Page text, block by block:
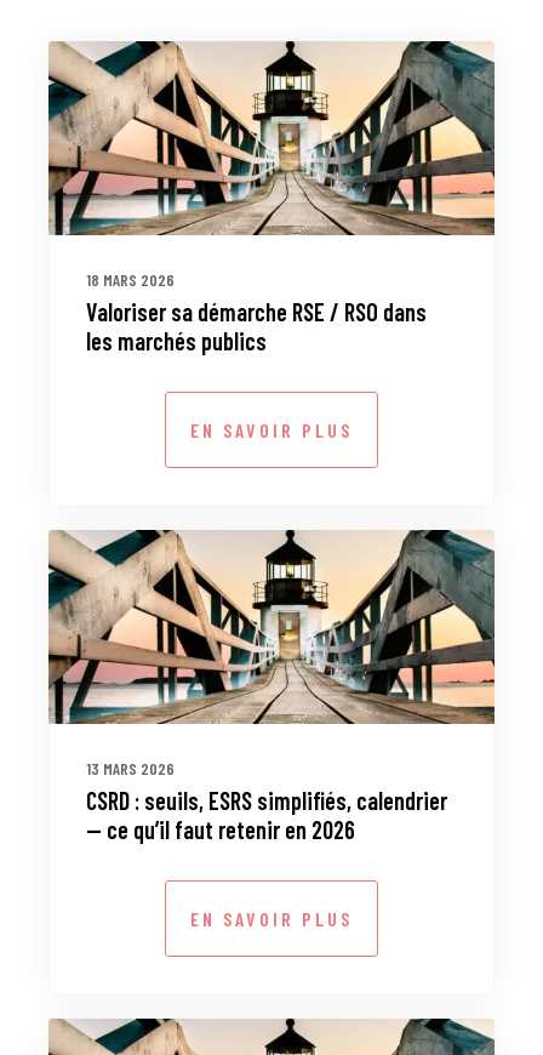
18 MARS 2026
Valoriser sa démarche RSE / RSO dans
les marchés publics
EN SAVOIR PLUS
13 MARS 2026
CSRD : seuils, ESRS simplifiés, calendrier
— ce qu’il faut retenir en 2026
EN SAVOIR PLUS